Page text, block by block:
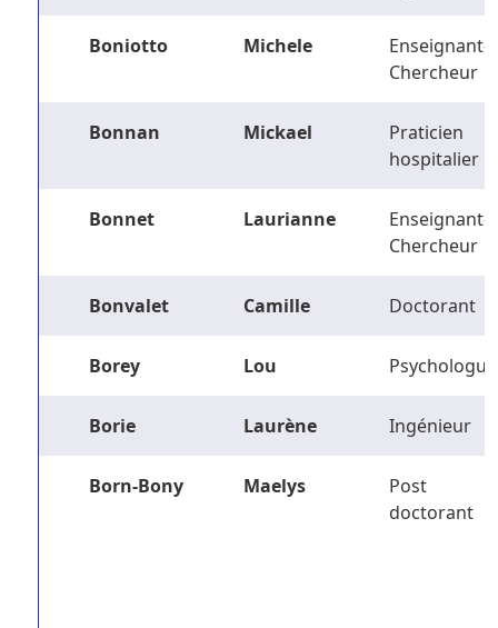
Boniotto Michele
Enseignant-
Chercheur
Bonnan Mickael
Praticien
hospitalier
Bonnet Laurianne
Enseignant-
Chercheur
Bonvalet Camille Doctorant
Borey Lou Psychologue
Borie Laurène Ingénieur
Born-Bony Maelys
Post
doctorant